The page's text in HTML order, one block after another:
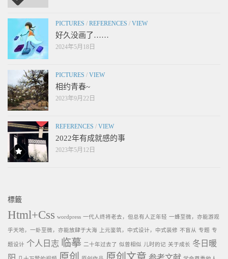
PICTURES / REFERENCES / VIEW
好久没画了……
2024年5月18日
PICTURES / VIEW
相约青春~
2023年9月22日
REFERENCES / VIEW
2022年有成就感的事
2023年5月12日
標籤
Html+Css wordpress 一代人终将老去，但总有人正年轻 一蜂至微，亦能游观
乎天地，一虲至微，亦能放肆于大海 上元鉴筑，中式设计，中式装修 不盲从 专题 专
题设计 个人日志 临摹 二十年过去了 似曾相似 儿时的记 关于成长 冬日暖